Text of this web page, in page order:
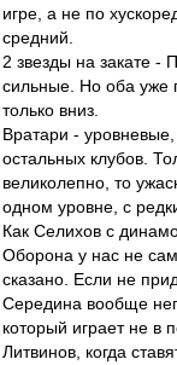
игре, а не по
средний.
2 звезды на закате -
сильные. Но оба уже
только вниз.
Вратари -
остальных клубов.
великолепно, то
одном уровне, с
Как Селихов с
Оборона у нас не
сказано. Если не
Середина вообще
который играет не в
Литвинов, когда